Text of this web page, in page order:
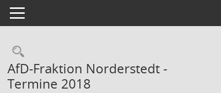
Toggle navigation
Rechercheauswahl
AfD-Fraktion Norderstedt -
Termine 2018